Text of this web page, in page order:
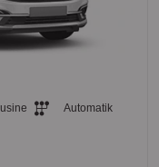
Automatik